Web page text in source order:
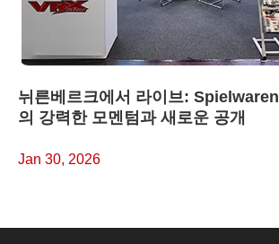
뉘른베르크에서 라이브:
의 강력한 모멘텀과 새로운 공개
Jan 30, 2026